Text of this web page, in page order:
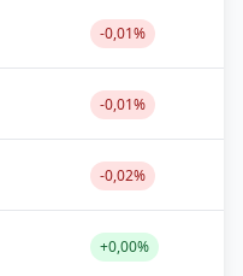
-0,01%
-0,01%
-0,02%
+0,00%